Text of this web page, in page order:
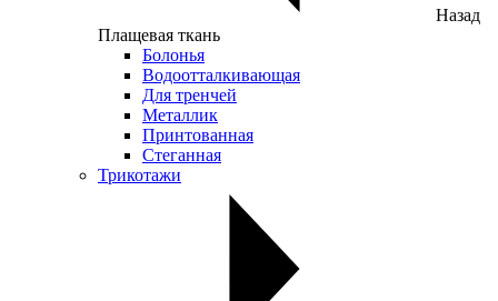
Назад
Плащевая ткань
Болонья
Водоотталкивающая
Для тренчей
Металлик
Принтованная
Стеганная
Трикотажи